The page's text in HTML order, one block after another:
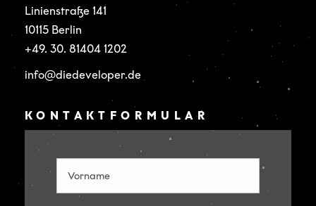
Linienstraße 141
10115 Berlin
+49. 30. 81404 1202
info@diedeveloper.de
KONTAKTFORMULAR